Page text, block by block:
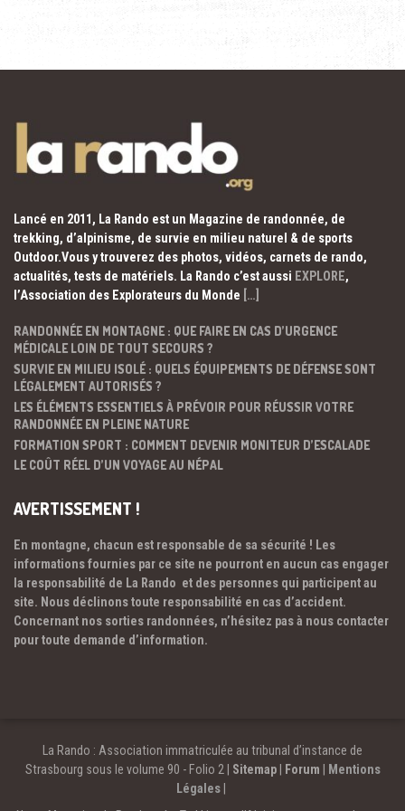
Lancé en 2011, La Rando est un Magazine de randonnée, de
trekking, d’alpinisme, de survie en milieu naturel & de sports
Outdoor.Vous y trouverez des photos, vidéos, carnets de rando,
actualités, tests de matériels. La Rando c’est aussi EXPLORE,
l’Association des Explorateurs du Monde […]
RANDONNÉE EN MONTAGNE : QUE FAIRE EN CAS D’URGENCE
MÉDICALE LOIN DE TOUT SECOURS ?
SURVIE EN MILIEU ISOLÉ : QUELS ÉQUIPEMENTS DE DÉFENSE SONT
LÉGALEMENT AUTORISÉS ?
LES ÉLÉMENTS ESSENTIELS À PRÉVOIR POUR RÉUSSIR VOTRE
RANDONNÉE EN PLEINE NATURE
FORMATION SPORT : COMMENT DEVENIR MONITEUR D’ESCALADE
LE COÛT RÉEL D’UN VOYAGE AU NÉPAL
AVERTISSEMENT !
En montagne, chacun est responsable de sa sécurité ! Les
informations fournies par ce site ne pourront en aucun cas engager
la responsabilité de La Rando et des personnes qui participent au
site. Nous déclinons toute responsabilité en cas d’accident.
Concernant nos sorties randonnées, n’hésitez pas à nous contacter
pour toute demande d’information.
La Rando : Association immatriculée au tribunal d’instance de
Strasbourg sous le volume 90 - Folio 2 | Sitemap| Forum
Mentions
Légales